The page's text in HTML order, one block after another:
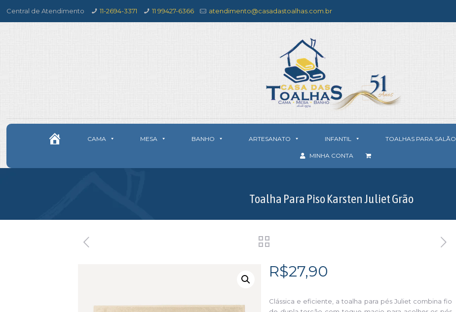
Central de Atendimento 11-2694-3371 11 99427-6366 atendimento@casadastoalhas.com.br
CAMA MESA BANHO ARTESANATO INFANTIL TOALHAS PARA SALÃO
MINHA CONTA
Toalha Para Piso Karsten Juliet Grão
R$27,90
Clássica e eficiente, a toalha para pés Juliet combina fio